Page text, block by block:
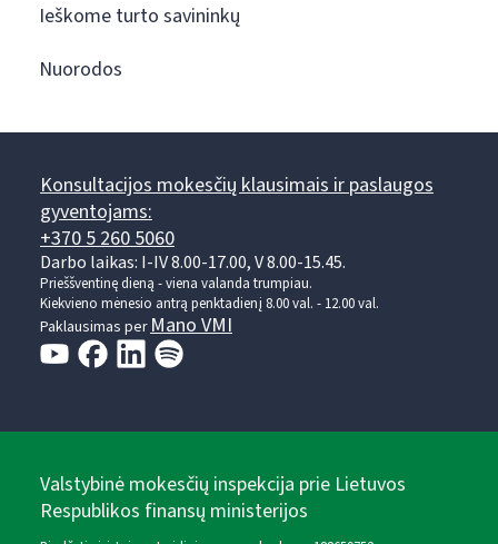
Ieškome turto savininkų
Nuorodos
Konsultacijos mokesčių klausimais ir paslaugos
gyventojams:
+370 5 260 5060
Darbo laikas: I-IV 8.00-17.00, V 8.00-15.45.
Prieššventinę dieną - viena valanda trumpiau.
Kiekvieno mėnesio antrą penktadienį 8.00 val. - 12.00 val.
Paklausimas per Mano VMI
Valstybinė mokesčių inspekcija prie Lietuvos
Respublikos finansų ministerijos